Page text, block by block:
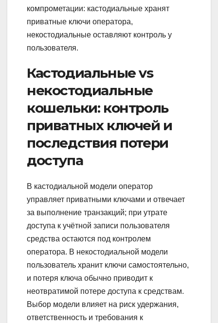
компрометации: кастодиальные хранят
приватные ключи оператора,
некостодиальные оставляют контроль у
пользователя.
Кастодиальные vs
некостодиальные
кошельки: контроль
приватных ключей и
последствия потери
доступа
В кастодиальной модели оператор
управляет приватными ключами и отвечает
за выполнение транзакций; при утрате
доступа к учётной записи пользователя
средства остаются под контролем
оператора. В некостодиальной модели
пользователь хранит ключи самостоятельно,
и потеря ключа обычно приводит к
неотвратимой потере доступа к средствам.
Выбор модели влияет на риск удержания,
ответственность и требования к